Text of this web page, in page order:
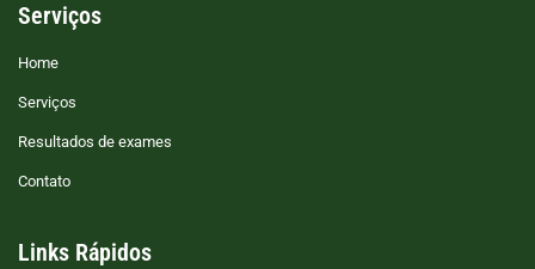
Serviços
Home
Serviços
Resultados de exames
Contato
Links Rápidos